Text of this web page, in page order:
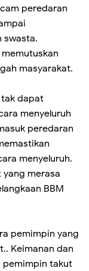
peredaran
swasta.
masyarakat.
tak dapat
menyeluruh
peredaran
menyeluruh.
yang merasa
BBM
pemimpin yang
Keimanan dan
pemimpin takut